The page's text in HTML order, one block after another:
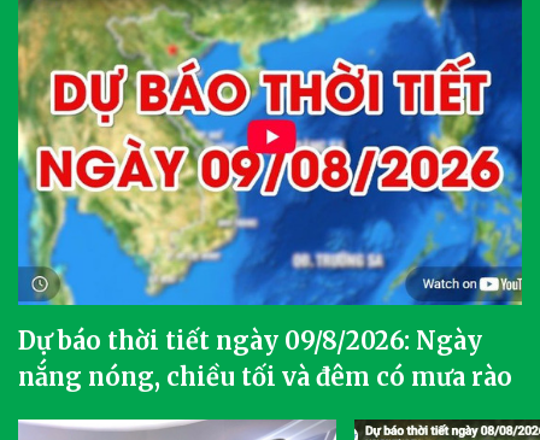
Dự báo thời tiết ngày 09/8/2026: Ngày
nắng nóng, chiều tối và đêm có mưa rào